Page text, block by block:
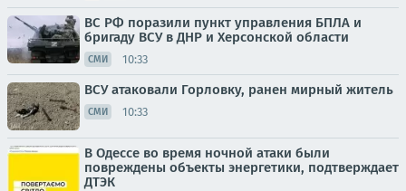
ВС РФ поразили пункт управления БПЛА и
бригаду ВСУ в ДНР и Херсонской области
СМИ 10:33
ВСУ атаковали Горловку, ранен мирный житель
СМИ 10:33
В Одессе во время ночной атаки были
повреждены объекты энергетики, подтверждает
ДТЭК